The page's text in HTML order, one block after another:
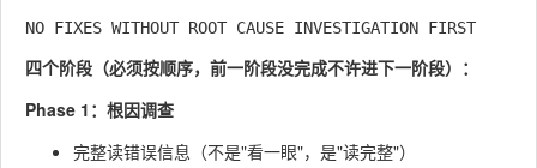
四个阶段（必须按顺序，前一阶段没完成不许进下一阶段）：
Phase 1：根因调查
完整读错误信息（不是"看一眼"，是"读完整"）